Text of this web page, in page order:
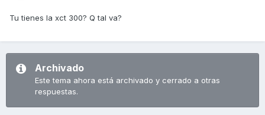
Tu tienes la xct 300? Q tal va?
Archivado
Este tema ahora está archivado y cerrado a otras
respuestas.